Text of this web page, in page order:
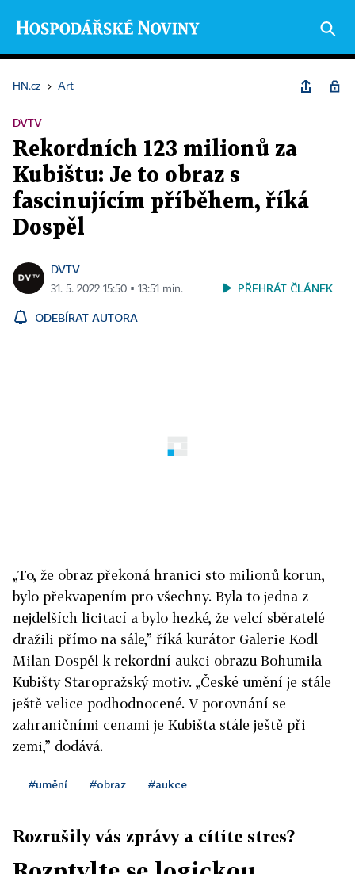
HN.cz › Art
DVTV
Rekordních 123 milionů za
Kubištu: Je to obraz s
fascinujícím příběhem, říká
Dospěl
DVTV
31. 5. 2022 15:50 ▪ 13:51 min. PŘEHRÁT ČLÁNEK
ODEBÍRAT AUTORA
„To, že obraz překoná hranici sto milionů korun,
bylo překvapením pro všechny. Byla to jedna z
nejdelších licitací a bylo hezké, že velcí sběratelé
dražili přímo na sále,” říká kurátor Galerie Kodl
Milan Dospěl k rekordní aukci obrazu Bohumila
Kubišty Staropražský motiv. „České umění je stále
ještě velice podhodnocené. V porovnání se
zahraničními cenami je Kubišta stále ještě při
zemi,” dodává.
#umění #obraz #aukce
Rozrušily vás zprávy a cítíte stres?